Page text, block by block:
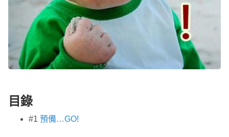
目錄
#1 預備…GO!